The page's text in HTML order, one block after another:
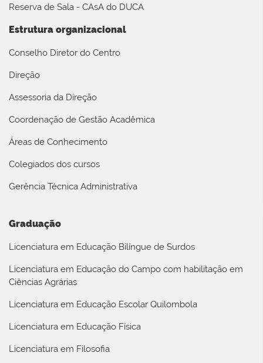
Reserva de Sala - CAsA do DUCA
Estrutura organizacional
Conselho Diretor do Centro
Direção
Assessoria da Direção
Coordenação de Gestão Acadêmica
Áreas de Conhecimento
Colegiados dos cursos
Gerência Técnica Administrativa
Graduação
Licenciatura em Educação Bilíngue de Surdos
Licenciatura em Educação do Campo com habilitação em
Ciências Agrárias
Licenciatura em Educação Escolar Quilombola
Licenciatura em Educação Física
Licenciatura em Filosofia